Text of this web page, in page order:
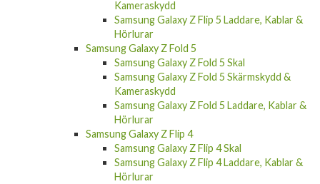
Kameraskydd
Samsung Galaxy Z Flip 5 Laddare, Kablar &
Hörlurar
Samsung Galaxy Z Fold 5
Samsung Galaxy Z Fold 5 Skal
Samsung Galaxy Z Fold 5 Skärmskydd &
Kameraskydd
Samsung Galaxy Z Fold 5 Laddare, Kablar &
Hörlurar
Samsung Galaxy Z Flip 4
Samsung Galaxy Z Flip 4 Skal
Samsung Galaxy Z Flip 4 Laddare, Kablar &
Hörlurar